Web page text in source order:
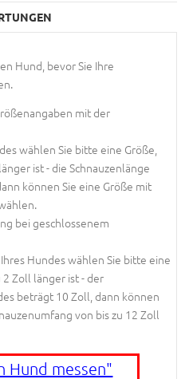
Hund, bevor Sie Ihre
mit der
wählen Sie bitte eine Größe,
ist - die Schnauzenlänge
können Sie eine Größe mit
bei geschlossenem
Hundes wählen Sie bitte eine
2 Zoll länger ist - der
beträgt 10 Zoll, dann können
von bis zu 12 Zoll
Hund messen"